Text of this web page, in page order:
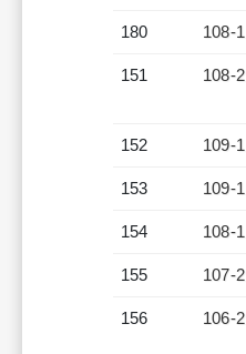
180 108-1
151 108-2
152 109-1
153 109-1
154 108-1
155 107-2
156 106-2